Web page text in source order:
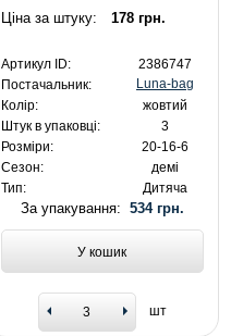
Ціна за штуку: 178 грн.
Артикул ID:
2386747
Постачальник:
Luna-bag
Колір:
жовтий
Штук в упаковці:
3
Розміри:
20-16-6
Сезон:
демі
Тип:
Дитяча
За упакування: 534 грн.
У кошик
шт